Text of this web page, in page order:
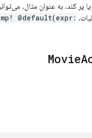
پر کند. به عنوان مثال،
@default(expr:
Movie